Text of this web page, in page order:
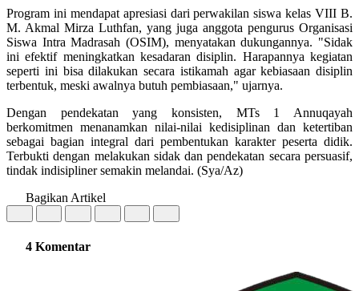
Program ini mendapat apresiasi dari perwakilan siswa kelas VIII B.
M. Akmal Mirza Luthfan, yang juga anggota pengurus Organisasi
Siswa Intra Madrasah (OSIM), menyatakan dukungannya. "Sidak
ini efektif meningkatkan kesadaran disiplin. Harapannya kegiatan
seperti ini bisa dilakukan secara istikamah agar kebiasaan disiplin
terbentuk, meski awalnya butuh pembiasaan," ujarnya.
Dengan pendekatan yang konsisten, MTs 1 Annuqayah
berkomitmen menanamkan nilai-nilai kedisiplinan dan ketertiban
sebagai bagian integral dari pembentukan karakter peserta didik.
Terbukti dengan melakukan sidak dan pendekatan secara persuasif,
tindak indisipliner semakin melandai. (Sya/Az)
Bagikan Artikel
4 Komentar